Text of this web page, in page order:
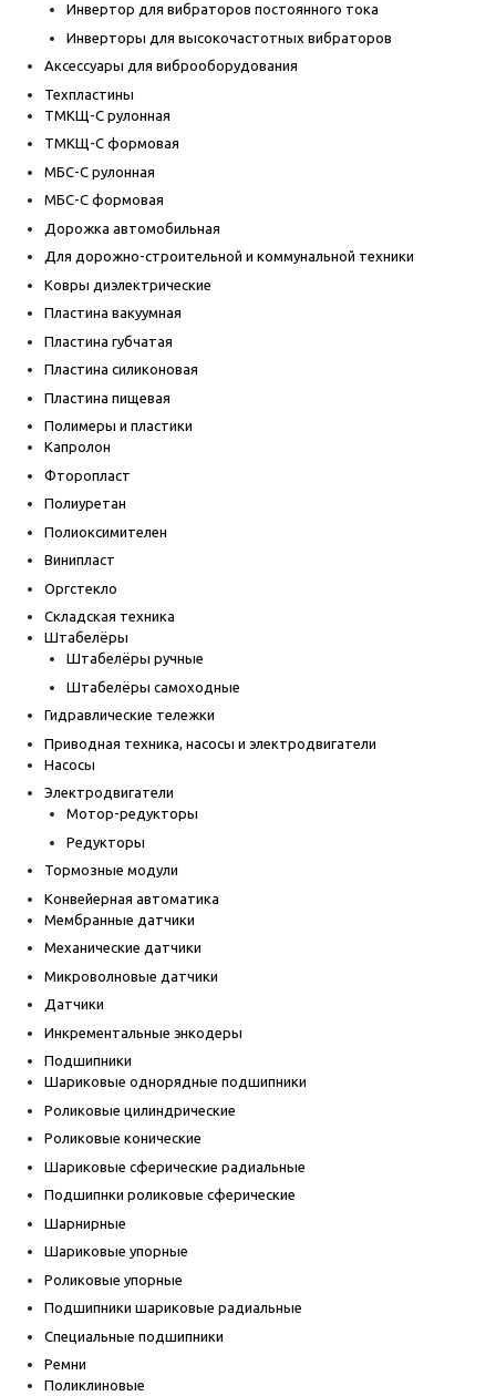
Инвертор для вибраторов постоянного тока
Инверторы для высокочастотных вибраторов
Аксессуары для виброоборудования
Техпластины
ТМКЩ-С рулонная
ТМКЩ-С формовая
МБС-С рулонная
МБС-С формовая
Дорожка автомобильная
Для дорожно-строительной и коммунальной техники
Ковры диэлектрические
Пластина вакуумная
Пластина губчатая
Пластина силиконовая
Пластина пищевая
Полимеры и пластики
Капролон
Фторопласт
Полиуретан
Полиоксимителен
Винипласт
Оргстекло
Складская техника
Штабелёры
Штабелёры ручные
Штабелёры самоходные
Гидравлические тележки
Приводная техника, насосы и электродвигатели
Насосы
Электродвигатели
Мотор-редукторы
Редукторы
Тормозные модули
Конвейерная автоматика
Мембранные датчики
Механические датчики
Микроволновые датчики
Датчики
Инкрементальные энкодеры
Подшипники
Шариковые однорядные подшипники
Роликовые цилиндрические
Роликовые конические
Шариковые сферические радиальные
Подшипнки роликовые сферические
Шарнирные
Шариковые упорные
Роликовые упорные
Подшипники шариковые радиальные
Специальные подшипники
Ремни
Поликлиновые